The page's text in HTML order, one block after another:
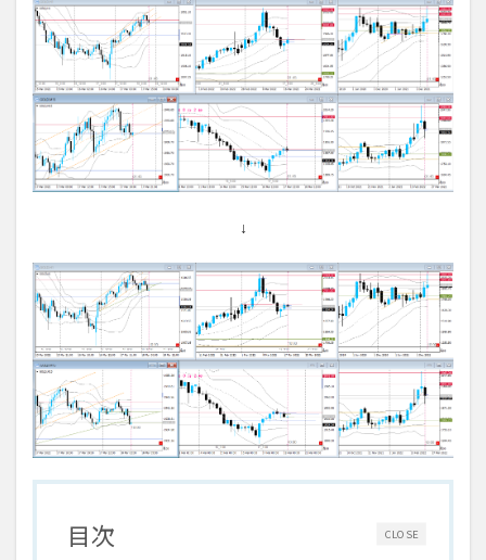
↓
CLOSE
目次